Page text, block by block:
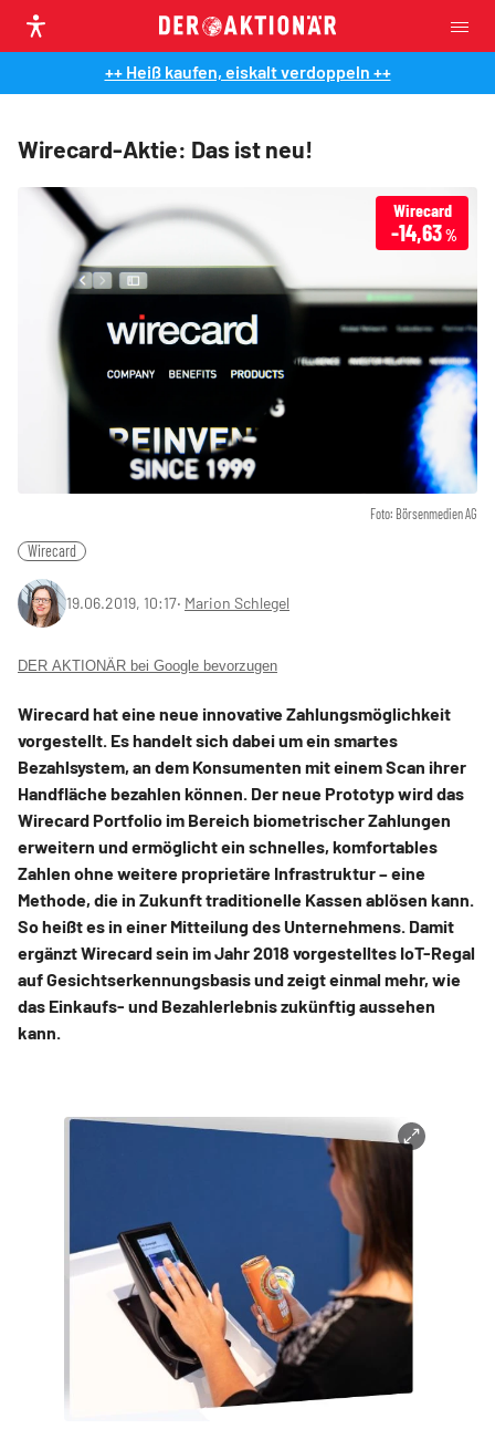
++ Heiß kaufen, eiskalt verdoppeln ++
Wirecard-Aktie: Das ist neu!
Foto: Börsenmedien AG
Wirecard
-14,63%
Wirecard
19.06.2019, 10:17‧ Marion Schlegel
DER AKTIONÄR bei Google bevorzugen
Wirecard hat eine neue innovative Zahlungsmöglichkeit
vorgestellt. Es handelt sich dabei um ein smartes
Bezahlsystem, an dem Konsumenten mit einem Scan ihrer
Handfläche bezahlen können. Der neue Prototyp wird das
Wirecard Portfolio im Bereich biometrischer Zahlungen
erweitern und ermöglicht ein schnelles, komfortables
Zahlen ohne weitere proprietäre Infrastruktur – eine
Methode, die in Zukunft traditionelle Kassen ablösen kann.
So heißt es in einer Mitteilung des Unternehmens. Damit
ergänzt Wirecard sein im Jahr 2018 vorgestelltes IoT-Regal
auf Gesichtserkennungsbasis und zeigt einmal mehr, wie
das Einkaufs- und Bezahlerlebnis zukünftig aussehen
kann.